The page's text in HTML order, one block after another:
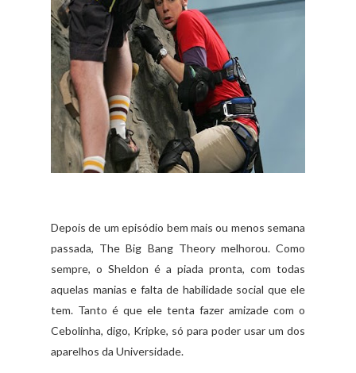
Depois de um episódio bem mais ou menos semana
passada, The Big Bang Theory melhorou. Como
sempre, o Sheldon é a piada pronta, com todas
aquelas manias e falta de habilidade social que ele
tem. Tanto é que ele tenta fazer amizade com o
Cebolinha, digo, Kripke, só para poder usar um dos
aparelhos da Universidade.